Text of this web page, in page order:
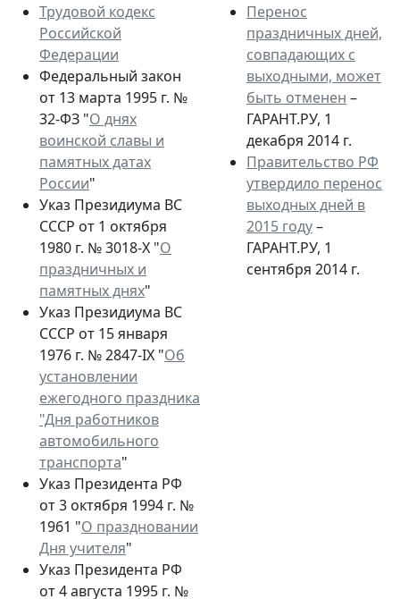
Трудовой кодекс
Российской
Федерации
Федеральный закон
от 13 марта 1995 г. №
32-ФЗ "О днях
воинской славы и
памятных датах
России"
Указ Президиума ВС
СССР от 1 октября
1980 г. № 3018-Х "О
праздничных и
памятных днях"
Указ Президиума ВС
СССР от 15 января
1976 г. № 2847-IX "Об
установлении
ежегодного праздника
"Дня работников
автомобильного
транспорта"
Указ Президента РФ
от 3 октября 1994 г. №
1961 "О праздновании
Дня учителя"
Указ Президента РФ
от 4 августа 1995 г. №
Перенос
праздничных дней,
совпадающих с
выходными, может
быть отменен –
ГАРАНТ.РУ, 1
декабря 2014 г.
Правительство РФ
утвердило перенос
выходных дней в
2015 году–
ГАРАНТ.РУ, 1
сентября 2014 г.